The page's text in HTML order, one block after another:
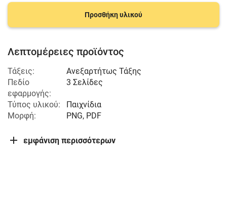
Προσθήκη υλικού
Λεπτομέρειες προϊόντος
Τάξεις:
Ανεξαρτήτως Τάξης
Πεδίο
εφαρμογής:
3 Σελίδες
Τύπος υλικού:
Παιχνίδια
Μορφή:
PNG, PDF
εμφάνιση περισσότερων